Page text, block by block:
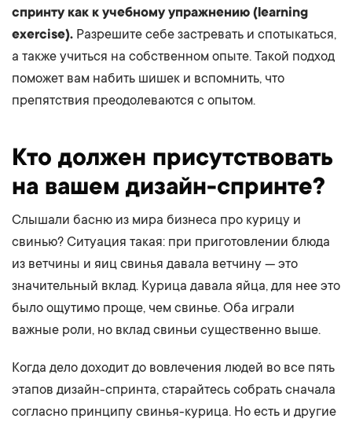
спринту как к учебному упражнению (learning
exercise). Разрешите себе застревать и спотыкаться,
а также учиться на собственном опыте. Такой подход
поможет вам набить шишек и вспомнить, что
препятствия преодолеваются с опытом.
Кто должен присутствовать
на вашем дизайн-спринте?
Слышали басню из мира бизнеса про курицу и
свинью? Ситуация такая: при приготовлении блюда
из ветчины и яиц свинья давала ветчину — это
значительный вклад. Курица давала яйца, для нее это
было ощутимо проще, чем свинье. Оба играли
важные роли, но вклад свиньи существенно выше.
Когда дело доходит до вовлечения людей во все пять
этапов дизайн-спринта, старайтесь собрать сначала
согласно принципу свинья-курица. Но есть и другие